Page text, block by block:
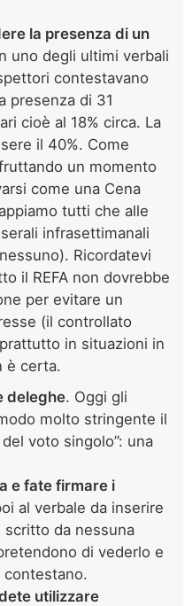
la presenza di un
uno degli ultimi verbali
contestavano
presenza di 31
cioè al 18% circa. La
il 40%. Come
un momento
come una Cena
tutti che alle
infrasettimanali
Ricordatevi
il REFA non dovrebbe
per evitare un
(il controllato
in situazioni in
è certa.
deleghe. Oggi gli
molto stringente il
voto singolo”: una
e fate firmare i
al verbale da inserire
scritto da nessuna
di vederlo e
contestano.
utilizzare